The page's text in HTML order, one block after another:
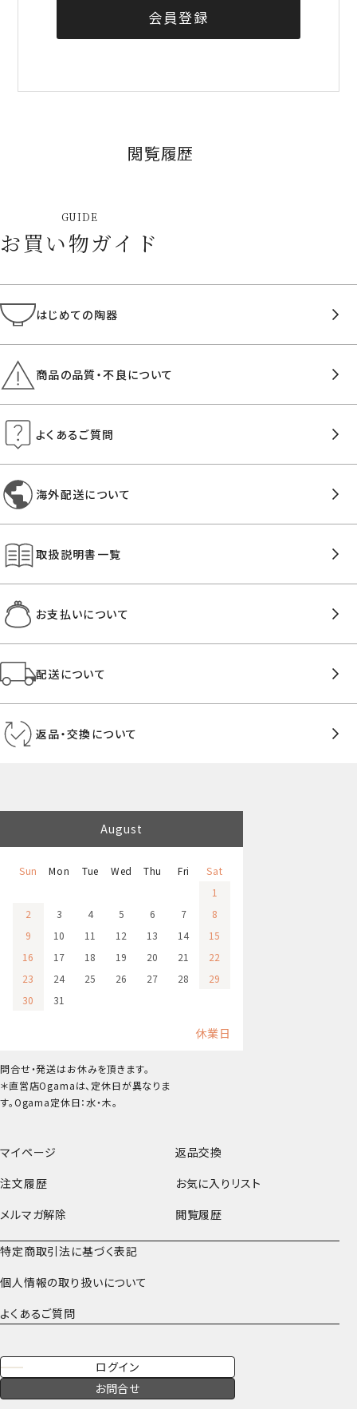
会員登録
閲覧履歴
GUIDE
お買い物ガイド
はじめての陶器
商品の品質・不良について
よくあるご質問
海外配送について
取扱説明書一覧
お支払いについて
配送について
返品・交換について
マイページ
返品交換
注文履歴
お気に入りリスト
メルマガ解除
閲覧履歴
特定商取引法に基づく表記
個人情報の取り扱いについて
よくあるご質問
ログイン
お問合せ
August
Sun Mon Tue Wed Thu Fri
Sat
1
2
3 4 5 6 7
8
9
10 11 12 13 14
15
16
17 18 19 20 21
22
23
24 25 26 27 28
29
30
31
休業日
問合せ・発送はお休みを頂きます。
＊直営店Ogamaは、定休日が異なりま
す。Ogama定休日：水・木。